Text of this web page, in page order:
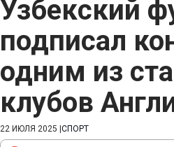
Узбекский
подписал
одним из
клубов
22 ИЮЛЯ 2025 СПОРТ